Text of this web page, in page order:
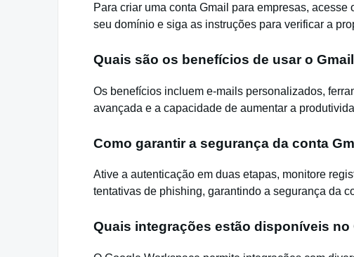
Para criar uma conta Gmail para empresas,
seu domínio e siga as instruções para verificar a
Quais são os benefícios de usar o
Os benefícios incluem e-mails personalizados,
avançada e a capacidade de aumentar a
Como garantir a segurança da conta
Ative a autenticação em duas etapas, monitore
tentativas de phishing, garantindo a segurança da
Quais integrações estão disponíveis no